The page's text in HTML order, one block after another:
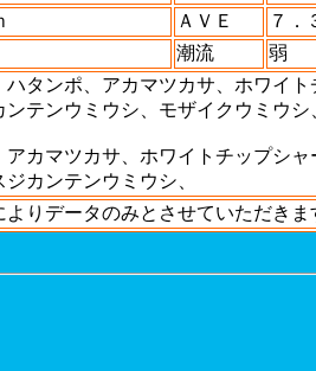
ＡＶＥ
７
潮流 弱
ハタンポ、アカマツカサ、ホワイ
ンテンウミウシ、モザイクウミウシ
アカマツカサ、ホワイトチップシ
カンテンウミウシ、
よりデータのみとさせていただきま